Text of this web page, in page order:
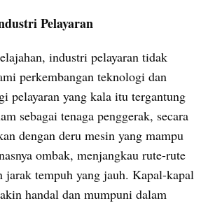
Pelayaran
industri pelayaran tidak
perkembangan teknologi dan
pelayaran yang kala itu tergantung
sebagai tenaga penggerak, secara
dengan deru mesin yang mampu
ombak, menjangkau rute-rute
jarak tempuh yang jauh. Kapal-kapal
handal dan mumpuni dalam